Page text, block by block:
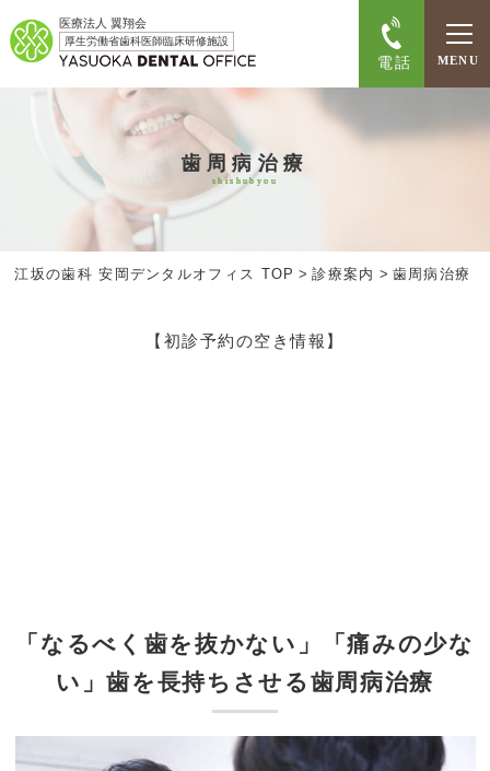
医療法人 翼翔会
厚生労働省歯科医師臨床研修施設
電話 MENU
歯周病治療
shishubyou
江坂の歯科 安岡デンタルオフィス TOP >診療案内 > 歯周病治療
【初診予約の空き情報】
「なるべく歯を抜かない」「痛みの少な
い」歯を長持ちさせる歯周病治療